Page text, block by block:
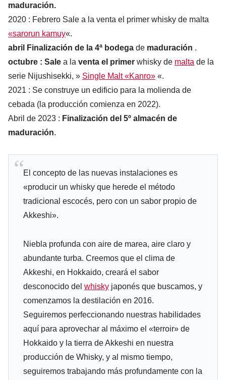
maduración.
2020 : Febrero Sale a la venta el primer whisky de malta
«sarorun kamuy«.
abril Finalización de la 4ª bodega de maduración .
octubre : Sale a la venta el primer whisky de malta de la
serie Nijushisekki, » Single Malt «Kanro» «.
2021 : Se construye un edificio para la molienda de
cebada (la producción comienza en 2022).
Abril de 2023 : Finalización del 5º almacén de
maduración.
El concepto de las nuevas instalaciones es
«producir un whisky que herede el método
tradicional escocés, pero con un sabor propio de
Akkeshi».
Niebla profunda con aire de marea, aire claro y
abundante turba. Creemos que el clima de
Akkeshi, en Hokkaido, creará el sabor
desconocido del whiskyjaponés que buscamos, y
comenzamos la destilación en 2016.
Seguiremos perfeccionando nuestras habilidades
aquí para aprovechar al máximo el «terroir» de
Hokkaido y la tierra de Akkeshi en nuestra
producción de Whisky, y al mismo tiempo,
seguiremos trabajando más profundamente con la